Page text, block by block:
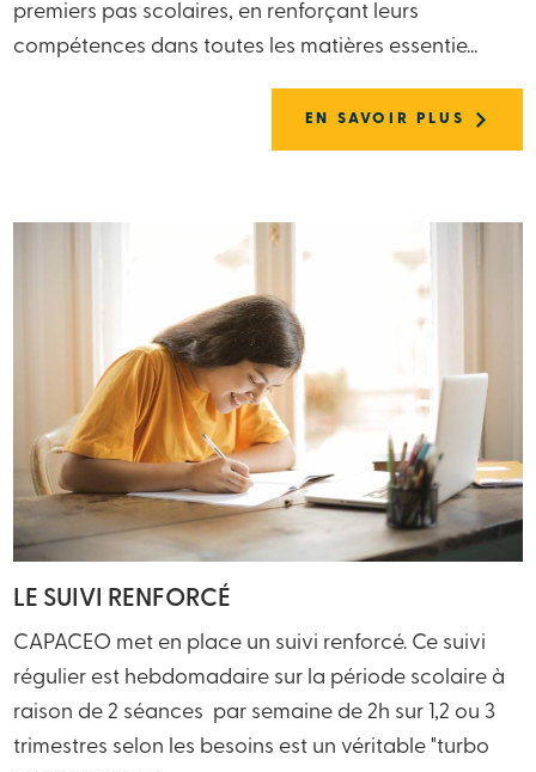
premiers pas scolaires, en renforçant leurs
compétences dans toutes les matières essentie...
EN SAVOIR PLUS
LE SUIVI RENFORCÉ
CAPACEO met en place un suivi renforcé. Ce suivi
régulier est hebdomadaire sur la période scolaire à
raison de 2 séances par semaine de 2h sur 1,2 ou 3
trimestres selon les besoins est un véritable "turbo